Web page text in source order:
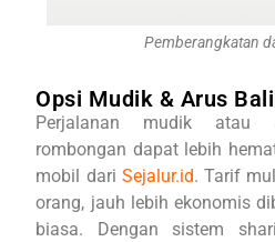
Pemberangkatan
Opsi Mudik & Arus
Perjalanan mudik atau
rombongan dapat lebih
mobil dari Sejalur.id. Tarif
orang, jauh lebih ekonomis
biasa. Dengan sistem